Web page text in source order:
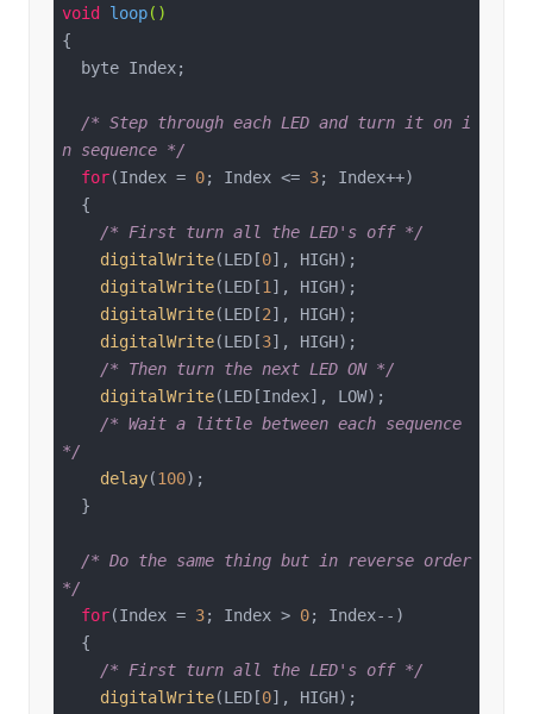
void
loop()
{
/* Step through each LED and turn it on i
n sequence */
for(Index = 0; Index <= 3; Index++)
/* First turn all the LED's off */
digitalWrite(LED[0], HIGH);
digitalWrite(LED[1 ], HIGH);
digitalWrite(LED[2], HIGH);
digitalWrite(LED[3], HIGH);
/* Then turn the next LED ON */
digitalWrite(LED[Index], LOW);
/* Wait a little between each sequence
*/
delay(100);
/* Do the same thing but in reverse order
*/
for(Index = 3; Index > 0; Index--)
/* First turn all the LED's off */
digitalWrite(LED[0], HIGH);